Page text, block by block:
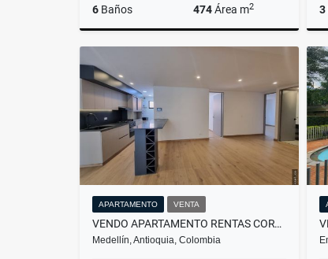
6 Baños 474Área m2
3
APARTAMENTO VENTA
VENDO APARTAMENTO RENTAS CORTAS CONQUISTADORES
Medellín, Antioquia, Colombia